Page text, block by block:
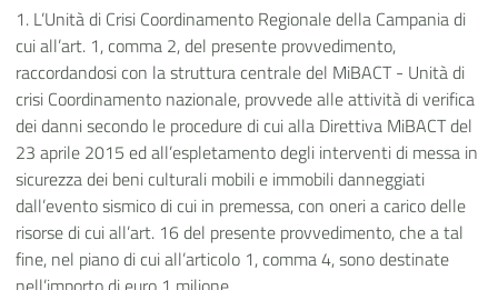
1. L’Unità di Crisi Coordinamento Regionale della Campania di
cui all’art. 1, comma 2, del presente provvedimento,
raccordandosi con la struttura centrale del MiBACT - Unità di
crisi Coordinamento nazionale, provvede alle attività di verifica
dei danni secondo le procedure di cui alla Direttiva MiBACT del
23 aprile 2015 ed all’espletamento degli interventi di messa in
sicurezza dei beni culturali mobili e immobili danneggiati
dall’evento sismico di cui in premessa, con oneri a carico delle
risorse di cui all’art. 16 del presente provvedimento, che a tal
fine, nel piano di cui all’articolo 1, comma 4, sono destinate